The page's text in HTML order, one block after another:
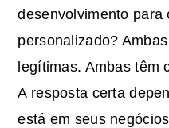
desenvolvimento para
personalizado?
legítimas. Ambas têm
A resposta certa
está em seus